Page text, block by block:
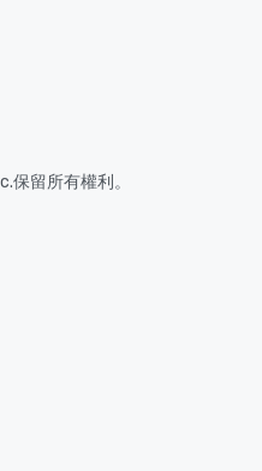
留所有權利。